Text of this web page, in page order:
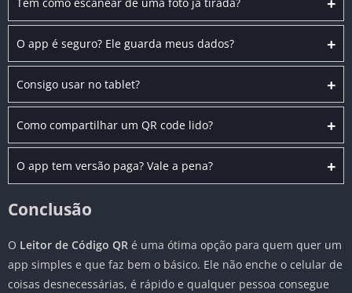
Tem como escanear de uma foto já tirada?
+
O app é seguro? Ele guarda meus dados?
+
Consigo usar no tablet?
+
Como compartilhar um QR code lido?
+
O app tem versão paga? Vale a pena?
Conclusão
O Leitor de Código QR é uma ótima opção para quem quer um
app simples e que faz bem o básico. Ele não enche o celular de
coisas desnecessárias, é rápido e qualquer pessoa consegue